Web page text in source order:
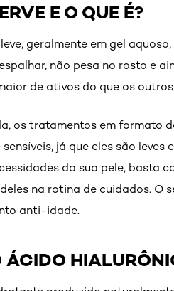
E O QUE É?
geralmente em gel
não pesa no rosto e
de ativos do que os
os tratamentos em formato
já que eles são leves
da sua pele, basta
na rotina de cuidados. O
anti-idade.